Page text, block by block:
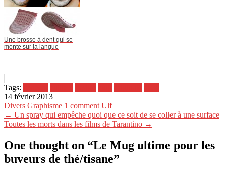
Une brosse à dent qui se
monte sur la langue
Tags:
14 février 2013
Divers Graphisme 1 comment Ulf
← Un spray qui empêche quoi que ce soit de se coller à une surface
Toutes les morts dans les films de Tarantino →
One thought on “Le Mug ultime pour les
buveurs de thé/tisane”